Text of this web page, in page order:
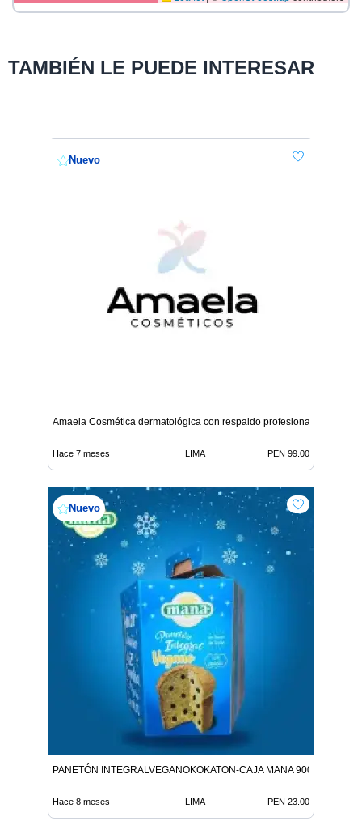
TAMBIÉN LE PUEDE INTERESAR
Nuevo
Amaela Cosmética dermatológica con respaldo profesional
Hace 7 meses LIMA PEN 99.00
Nuevo
PANETÓN INTEGRALVEGANOKOKATON-CAJA MANA 900G
Hace 8 meses LIMA PEN 23.00